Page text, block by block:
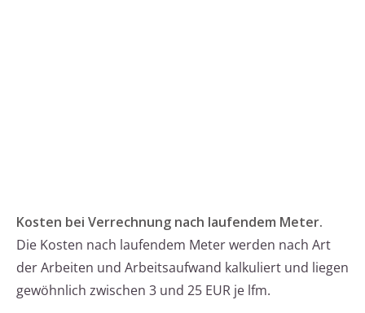
Kosten bei Verrechnung nach laufendem Meter.
Die Kosten nach laufendem Meter werden nach Art
der Arbeiten und Arbeitsaufwand kalkuliert und liegen
gewöhnlich zwischen 3 und 25 EUR je lfm.